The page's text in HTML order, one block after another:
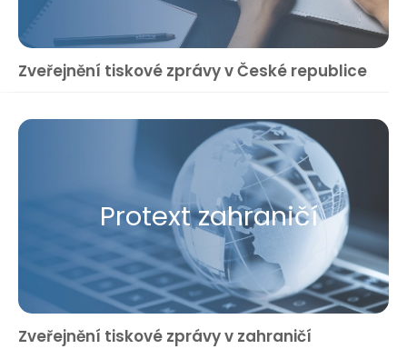
Zveřejnění tiskové zprávy v České republice
Protext zahraničí
Zveřejnění tiskové zprávy v zahraničí